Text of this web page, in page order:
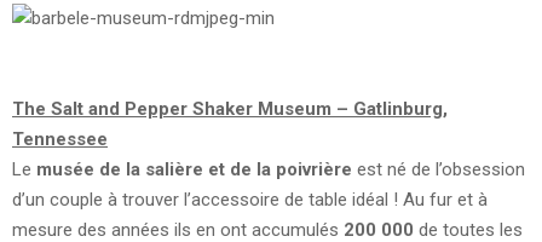
The Salt and Pepper Shaker Museum – Gatlinburg,
Tennessee
Le musée de la salière et de la poivrière est né de l’obsession
d’un couple à trouver l’accessoire de table idéal ! Au fur et à
mesure des années ils en ont accumulés 200 000 de toutes les